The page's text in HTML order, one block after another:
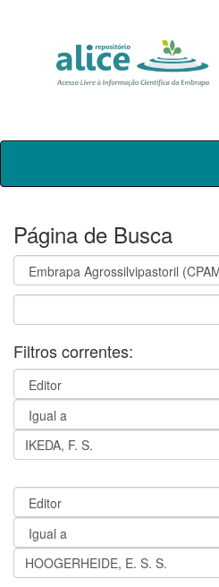
Skip
Página de Busca
Filtros correntes: